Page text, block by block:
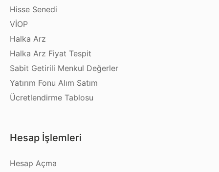
Hisse Senedi
VİOP
Halka Arz
Halka Arz Fiyat Tespit
Sabit Getirili Menkul Değerler
Yatırım Fonu Alım Satım
Ücretlendirme Tablosu
Hesap İşlemleri
Hesap Açma